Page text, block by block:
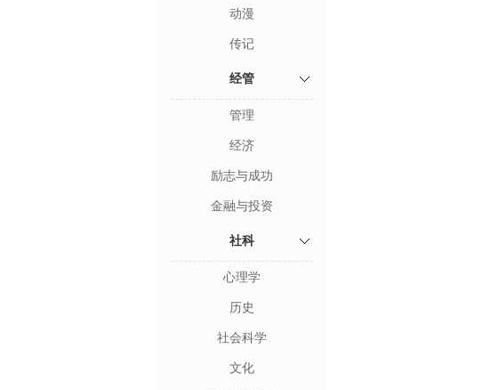
动漫
传记
经管
管理
经济
励志与成功
金融与投资
社科
心理学
历史
社会科学
文化